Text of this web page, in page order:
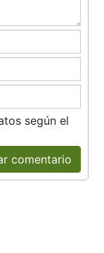
según el
comentario